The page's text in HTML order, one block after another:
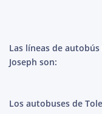
Las líneas de
Joseph son:
Los autobuses de